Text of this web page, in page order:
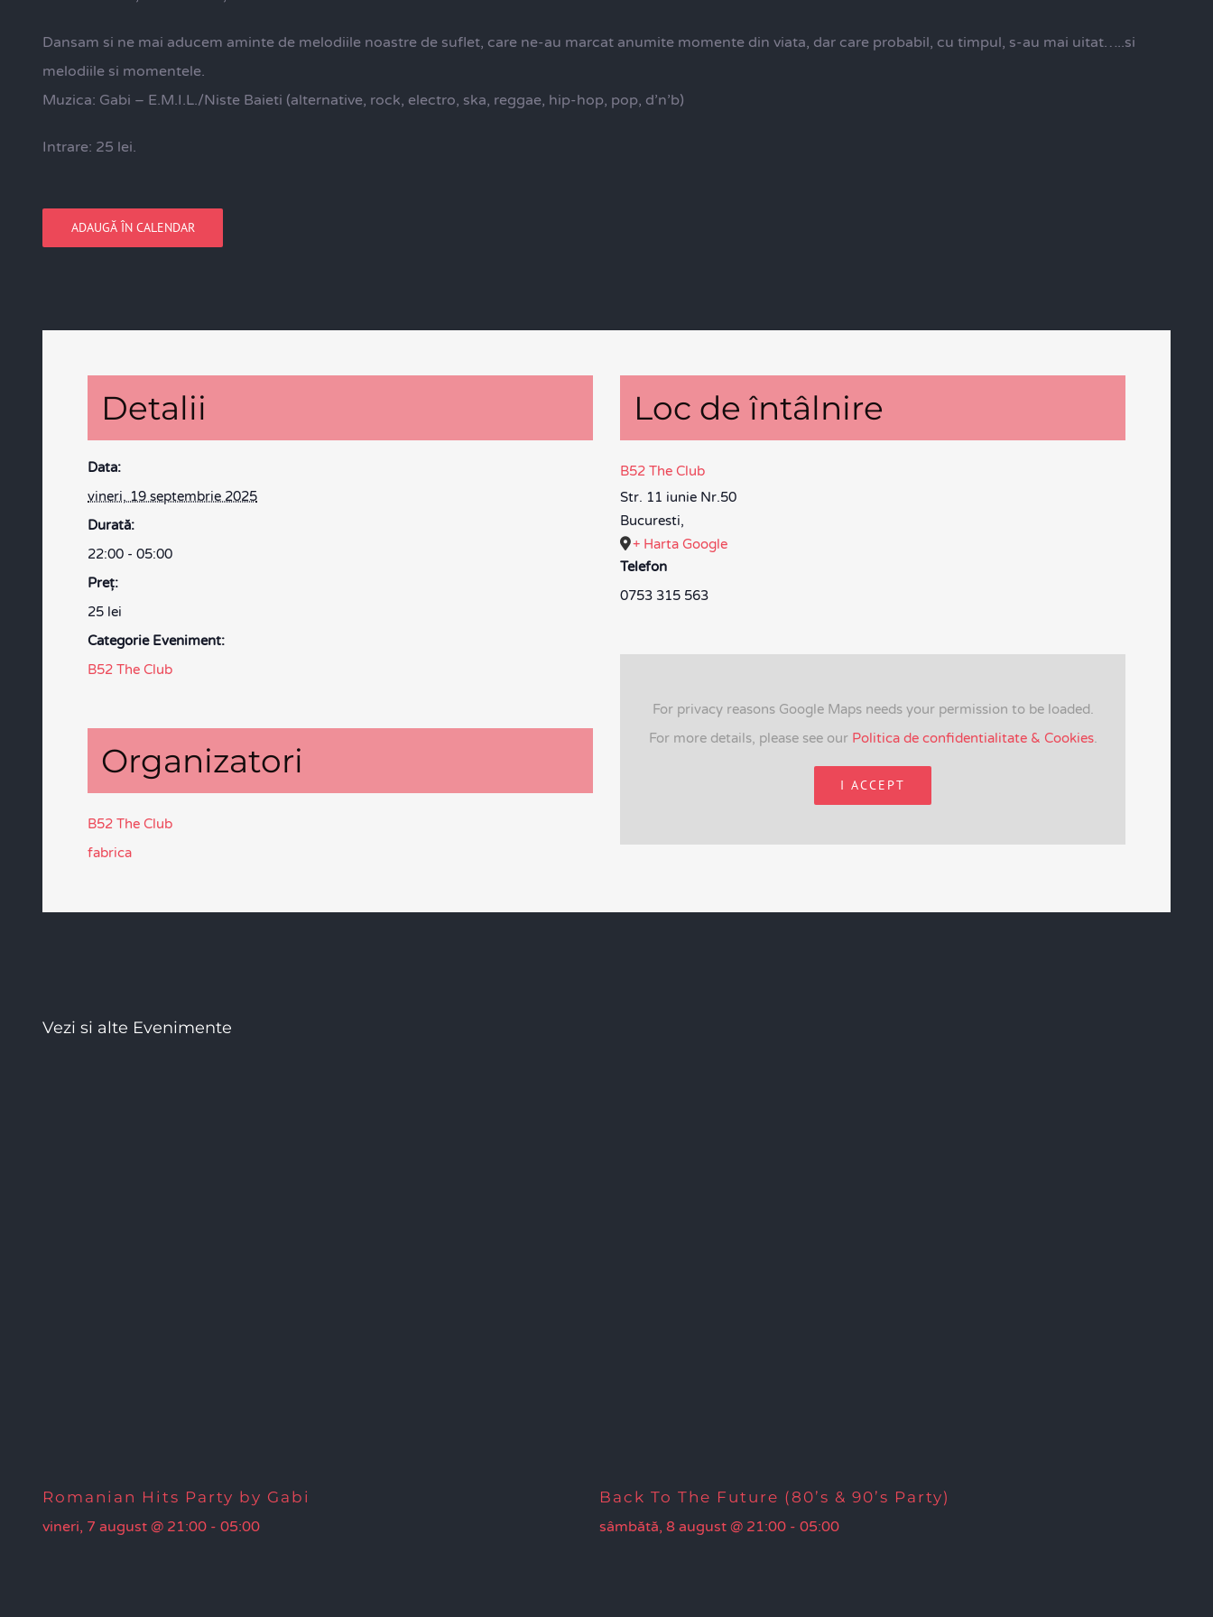
Dansam si ne mai aducem aminte de melodiile noastre de suflet, care ne-au marcat anumite momente din viata, dar care probabil, cu timpul, s-au mai uitat…..si
melodiile si momentele.
Muzica: Gabi – E.M.I.L./Niste Baieti (alternative, rock, electro, ska, reggae, hip-hop, pop, d’n’b)
Intrare: 25 lei.
ADAUGĂ ÎN CALENDAR
Detalii
Data:
vineri, 19 septembrie 2025
Durată:
22:00 - 05:00
Preţ:
25 lei
Categorie Eveniment:
B52 The Club
Organizatori
B52 The Club
fabrica
Loc de întâlnire
B52 The Club
Str. 11 iunie Nr.50
Bucuresti,
+ Harta Google
Telefon
0753 315 563
For privacy reasons Google Maps needs your permission to be loaded.
For more details, please see our Politica de confidentialitate & Cookies.
I ACCEPT
Vezi si alte Evenimente
Romanian Hits Party by Gabi
vineri, 7 august @ 21:00 - 05:00
Back To The Future (80’s & 90’s Party)
sâmbătă, 8 august @ 21:00 - 05:00